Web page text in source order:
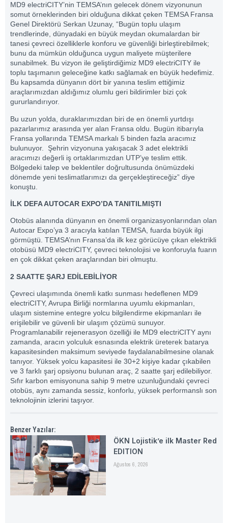
MD9 electriCITY’nin TEMSA’nın gelecek dönem vizyonunun
somut örneklerinden biri olduğuna dikkat çeken TEMSA Fransa
Genel Direktörü Serkan Uzunay, “Bugün toplu ulaşım
trendlerinde, dünyadaki en büyük meydan okumalardan bir
tanesi çevreci özelliklerle konforu ve güvenliği birleştirebilmek;
bunu da mümkün olduğunca uygun maliyete müşterilere
sunabilmek. Bu vizyon ile geliştirdiğimiz MD9 electriCITY ile
toplu taşımanın geleceğine katkı sağlamak en büyük hedefimiz.
Bu kapsamda dünyanın dört bir yanına teslim ettiğimiz
araçlarımızdan aldığımız olumlu geri bildirimler bizi çok
gururlandırıyor.
Bu uzun yolda, duraklarımızdan biri de en önemli yurtdışı
pazarlarımız arasında yer alan Fransa oldu. Bugün itibarıyla
Fransa yollarında TEMSA markalı 5 binden fazla aracımız
bulunuyor. Şehrin vizyonuna yakışacak 3 adet elektrikli
aracımızı değerli iş ortaklarımızdan UTP’ye teslim ettik.
Bölgedeki talep ve beklentiler doğrultusunda önümüzdeki
dönemde yeni teslimatlarımızı da gerçekleştireceğiz” diye
konuştu.
İLK DEFAAUTOCAR EXPO’DA TANITILMIŞTI
Otobüs alanında dünyanın en önemli organizasyonlarından olan
Autocar Expo’ya 3 aracıyla katılan TEMSA, fuarda büyük ilgi
görmüştü. TEMSA’nın Fransa’da ilk kez görücüye çıkan elektrikli
otobüsü MD9 electriCITY, çevreci teknolojisi ve konforuyla fuarın
en çok dikkat çeken araçlarından biri olmuştu.
2 SAATTE ŞARJ EDİLEBİLİYOR
Çevreci ulaşımında önemli katkı sunması hedeflenen MD9
electriCITY, Avrupa Birliği normlarına uyumlu ekipmanları,
ulaşım sistemine entegre yolcu bilgilendirme ekipmanları ile
erişilebilir ve güvenli bir ulaşım çözümü sunuyor.
Programlanabilir rejenerasyon özelliği ile MD9 electriCITY aynı
zamanda, aracın yolculuk esnasında elektrik üreterek batarya
kapasitesinden maksimum seviyede faydalanabilmesine olanak
tanıyor. Yüksek yolcu kapasitesi ile 30+2 kişiye kadar çıkabilen
ve 3 farklı şarj opsiyonu bulunan araç, 2 saatte şarj edilebiliyor.
Sıfır karbon emisyonuna sahip 9 metre uzunluğundaki çevreci
otobüs, aynı zamanda sessiz, konforlu, yüksek performanslı son
teknolojinin izlerini taşıyor.
Benzer Yazılar:
ÖKN Lojistik’e ilk Master Red
EDITION
Ağustos 6, 2026